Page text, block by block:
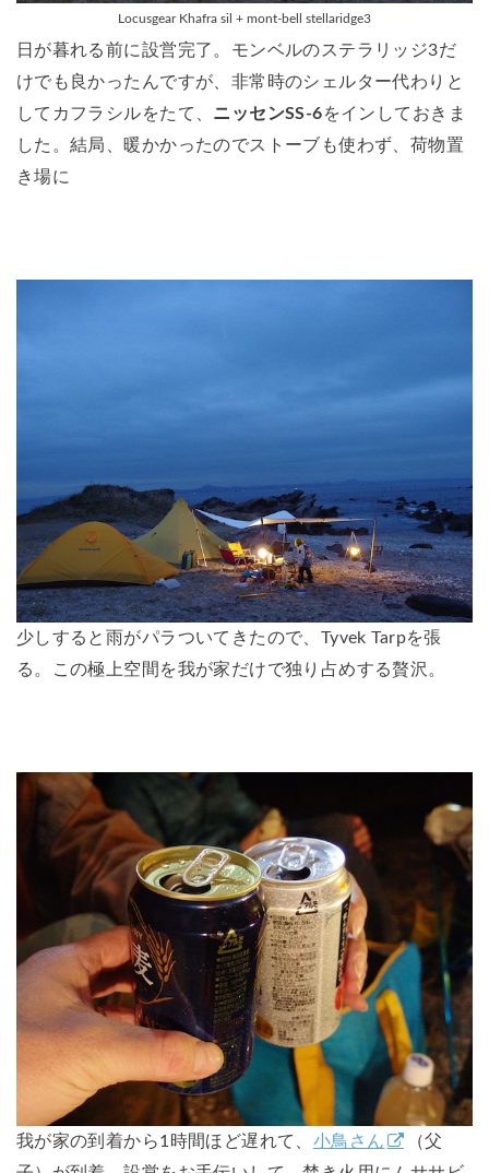
Locusgear Khafra sil + mont-bell stellaridge3
日が暮れる前に設営完了。モンベルのステラリッジ3だ
けでも良かったんですが、非常時のシェルター代わりと
してカフラシルをたて、 ニッセンSS-6をインしておきま
した。結局、暖かかったのでストーブも使わず、荷物置
き場に
少しすると雨がパラついてきたので、 Tyvek Tarpを張
る。
この極上空間を我が家だけで独り占めする贅沢。
我が家の到着から1時間ほど遅れて、 小鳥さん
（父